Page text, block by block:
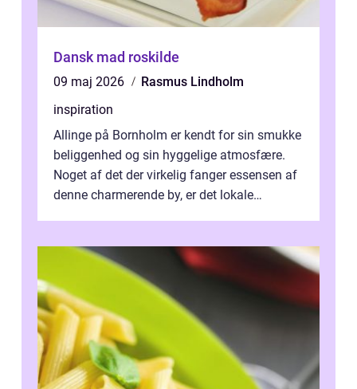
Dansk mad roskilde
09 maj 2026
Rasmus Lindholm
inspiration
Allinge på Bornholm er kendt for sin smukke
beliggenhed og sin hyggelige atmosfære.
Noget af det der virkelig fanger essensen af
denne charmerende by, er det lokale